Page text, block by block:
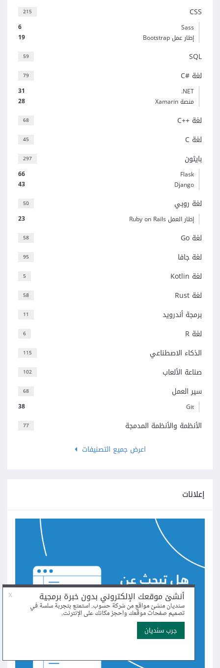
215 CSS
6
Sass
19
إطار عمل Bootstrap
59 SQL
79 لغة C#‎
31
‎.NET
28
منصة Xamarin
68 لغة C++‎
45 لغة C
297 بايثون
66
Flask
43
Django
50 لغة روبي
23 إطار العمل Ruby on Rails
58 لغة Go
95 لغة جافا
5 لغة Kotlin
58 لغة Rust
11 برمجة أندرويد
6 لغة R
115 الذكاء الاصطناعي
102 صناعة الألعاب
68 سير العمل
38 Git
77
الأنظمة والأنظمة المدمجة
اعرض جميع التصنيفات
إعلانات